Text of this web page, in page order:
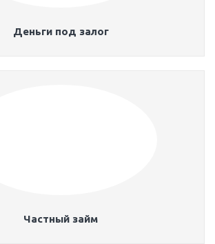
Деньги под залог
Частный займ